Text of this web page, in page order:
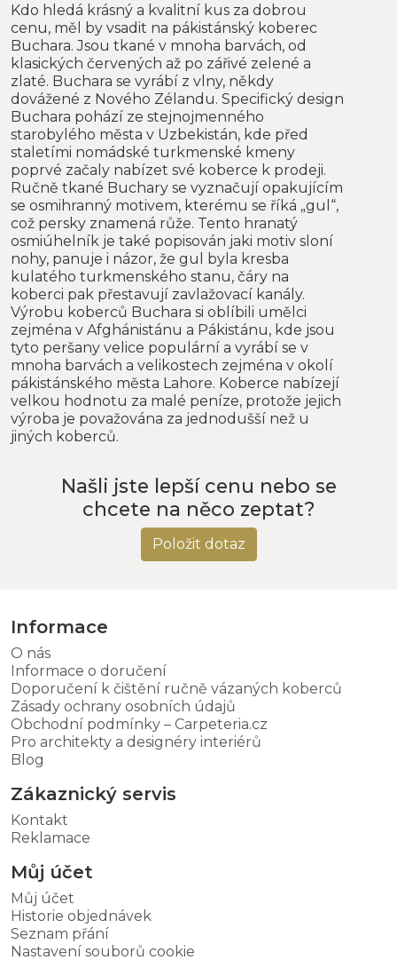
Kdo hledá krásný a kvalitní kus za dobrou
cenu, měl by vsadit na pákistánský koberec
Buchara. Jsou tkané v mnoha barvách, od
klasických červených až po zářivé zelené a
zlaté. Buchara se vyrábí z vlny, někdy
dovážené z Nového Zélandu. Specifický design
Buchara pohází ze stejnojmenného
starobylého města v Uzbekistán, kde před
staletími nomádské turkmenské kmeny
poprvé začaly nabízet své koberce k prodeji.
Ručně tkané Buchary se vyznačují opakujícím
se osmihranný motivem, kterému se říká „gul“,
což persky znamená růže. Tento hranatý
osmiúhelník je také popisován jaki motiv sloní
nohy, panuje i názor, že gul byla kresba
kulatého turkmenského stanu, čáry na
koberci pak přestavují zavlažovací kanály.
Výrobu koberců Buchara si oblíbili umělci
zejména v Afghánistánu a Pákistánu, kde jsou
tyto peršany velice populární a vyrábí se v
mnoha barvách a velikostech zejména v okolí
pákistánského města Lahore. Koberce nabízejí
velkou hodnotu za malé peníze, protože jejich
výroba je považována za jednodušší než u
jiných koberců.
Našli jste lepší cenu nebo se
chcete na něco zeptat?
Položit dotaz
Informace
O nás
Informace o doručení
Doporučení k čištění ručně vázaných koberců
Zásady ochrany osobních údajů
Obchodní podmínky – Carpeteria.cz
Pro architekty a designéry interiérů
Blog
Zákaznický servis
Kontakt
Reklamace
Můj účet
Můj účet
Historie objednávek
Seznam přání
Nastavení souborů cookie